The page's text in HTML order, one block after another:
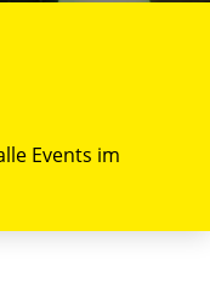
Events im